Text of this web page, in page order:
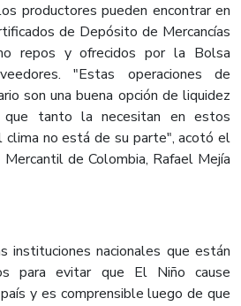
productores pueden encontrar en
de Depósito de Mercancías
repos y ofrecidos por la Bolsa
"Estas operaciones de
son una buena opción de liquidez
que tanto la necesitan en estos
no está de su parte", acotó el
de Colombia, Rafael Mejía
instituciones nacionales que están
para evitar que El Niño cause
y es comprensible luego de que